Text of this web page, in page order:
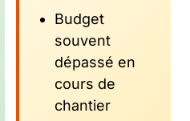
Budget
souvent
dépassé en
cours de
chantier